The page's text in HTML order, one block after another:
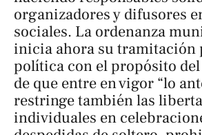
organizadores y difusores
sociales. La ordenanza
inicia ahora su tramitación
política con el propósito
de que entre en vigor “lo
restringe también las
individuales en